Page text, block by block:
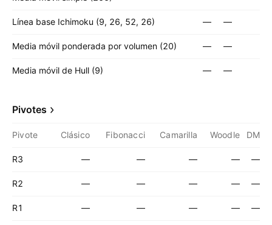
Línea base Ichimoku (9, 26, 52, 26) — —
Media móvil ponderada por volumen (20) — —
Media móvil de Hull (9) — —
Pivotes
Pivote Clásico Fibonacci Camarilla Woodle DM
R3 — — — — —
R2 — — — — —
R1 — — — — —